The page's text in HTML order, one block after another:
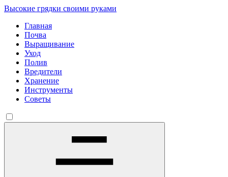
Высокие грядки своими руками
Главная
Почва
Выращивание
Уход
Полив
Вредители
Хранение
Инструменты
Советы